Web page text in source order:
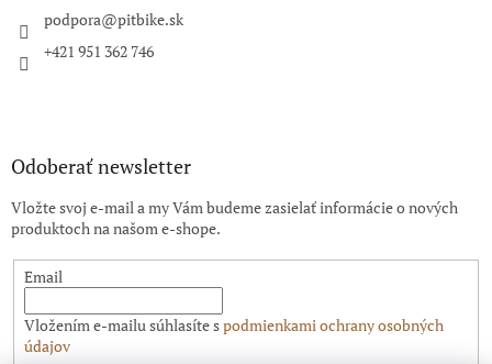
podpora@pitbike.sk
+421 951 362 746
Odoberať newsletter
Vložte svoj e-mail a my Vám budeme zasielať informácie o nových
produktoch na našom e-shope.
Email
Vložením e-mailu súhlasíte spodmienkami ochrany osobných
údajov